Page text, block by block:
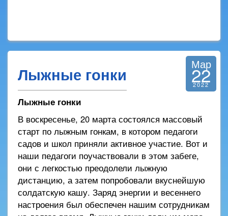
Лыжные гонки Мар
22
2022
Лыжные гонки
В воскресенье, 20 марта состоялся массовый
старт по лыжным гонкам, в котором педагоги
садов и школ приняли активное участие. Вот и
наши педагоги поучаствовали в этом забеге,
они с легкостью преодолели лыжную
дистанцию, а затем попробовали вкуснейшую
солдатскую кашу. Заряд энергии и весеннего
настроения был обеспечен нашим сотрудникам